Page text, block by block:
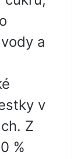
a
v
Z
%